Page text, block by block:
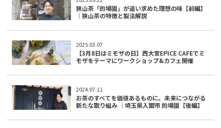
狭山茶「的場園」が追い求めた理想の味【前編】
｜狭山茶の特徴と製法解説
2025.03.07
【3月8日はミモザの日】西大宮EPICE CAFEでミ
モザをテーマにワークショップ&カフェ開催
2024.07.11
お茶のすべてを価値あるものに。未来につながる
新たな取り組み ｜埼玉県入間市 的場園【後編】